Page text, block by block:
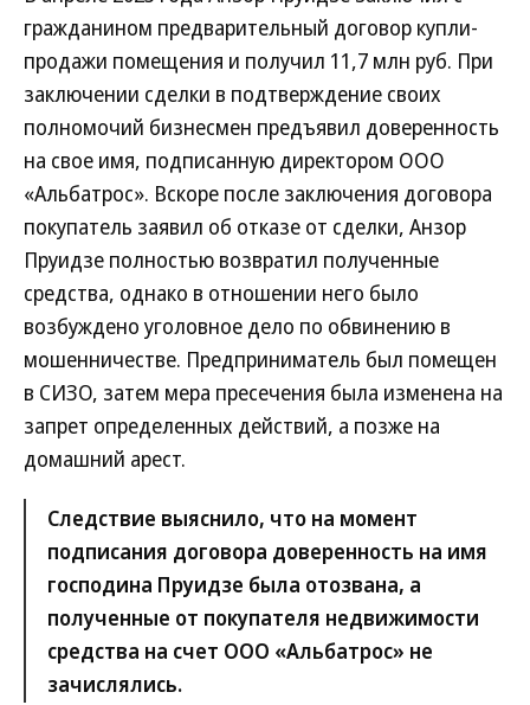
гражданином предварительный договор купли-
продажи помещения и получил 11,7 млн руб. При
заключении сделки в подтверждение своих
полномочий бизнесмен предъявил доверенность
на свое имя, подписанную директором ООО
«Альбатрос». Вскоре после заключения договора
покупатель заявил об отказе от сделки, Анзор
Пруидзе полностью возвратил полученные
средства, однако в отношении него было
возбуждено уголовное дело по обвинению в
мошенничестве. Предприниматель был помещен
в СИЗО, затем мера пресечения была изменена на
запрет определенных действий, а позже на
домашний арест.
Следствие выяснило, что на момент
подписания договора доверенность на имя
господина Пруидзе была отозвана, а
полученные от покупателя недвижимости
средства на счет ООО «Альбатрос» не
зачислялись.